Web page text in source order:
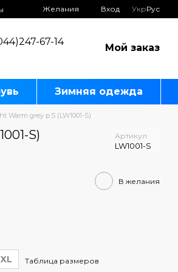
Желания Вход УкрРус
67-14
Мой заказ
Зимняя одежда
Warm grey p.S (LW1001-S)
S) Артикул
LW1001-S
В желания
Таблица размеров